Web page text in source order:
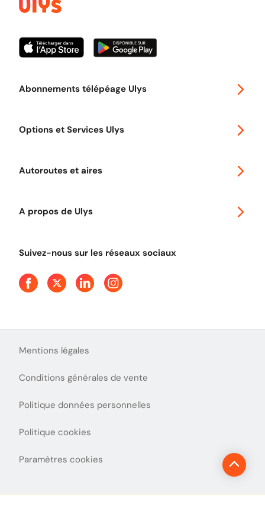
Abonnements télépéage Ulys
Options et Services Ulys
Autoroutes et aires
A propos de Ulys
Presse
Suivez-nous sur les réseaux sociaux
Mentions légales
Conditions générales de vente
Politique données personnelles
Politique cookies
Paramètres cookies